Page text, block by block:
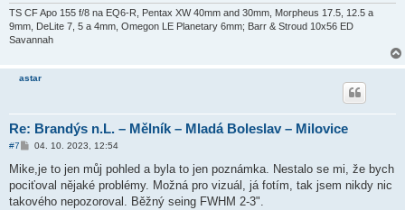
k
TS CF Apo 155 f/8 na EQ6-R, Pentax XW 40mm and 30mm, Morpheus 17.5, 12.5 a
9mm, DeLite 7, 5 a 4mm, Omegon LE Planetary 6mm; Barr & Stroud 10x56 ED
Savannah
astar
Re: Brandýs n.L. – Mělník – Mladá Boleslav – Milovice
#7
P
í
p
ě
04. 10. 2023, 12:54
Mike,je to jen můj pohled a byla to jen poznámka. Nestalo se mi, že bych
pociťoval nějaké problémy. Možná pro vizuál, já fotím, tak jsem nikdy nic
takového nepozoroval. Běžný seing FWHM 2-3".